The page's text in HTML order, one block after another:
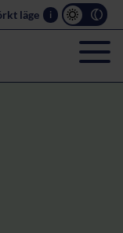
läge i